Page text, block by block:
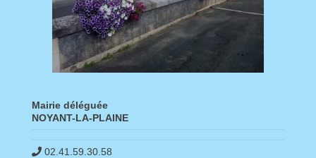
Mairie déléguée
NOYANT-LA-PLAINE
02.41.59.30.58